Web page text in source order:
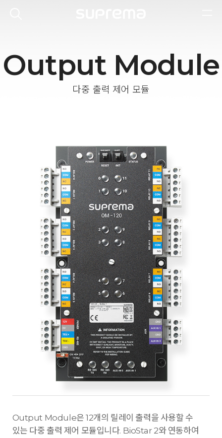
Output Module
다중 출력 제어 모듈
Output Module은 12개의 릴레이 출력을 사용할 수
있는 다중 출력 제어 모듈입니다. BioStar 2와 연동하여